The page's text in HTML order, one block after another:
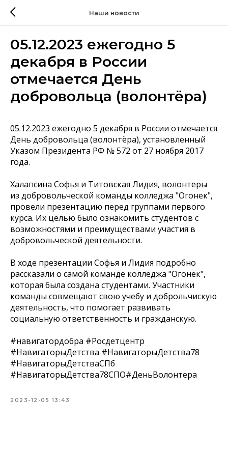
Наши новости
05.12.2023 ежегодно 5
декабря в России
отмечается День
добровольца (волонтёра)
05.12.2023 ежегодно 5 декабря в России отмечается
День добровольца (волонтёра), установленный
Указом Президента РФ № 572 от 27 ноября 2017
года.
Халапсина Софья и Титовская Лидия, волонтеры
из добровольческой команды колледжа "Огонек",
провели презентацию перед группами первого
курса. Их целью было ознакомить студентов с
возможностями и преимуществами участия в
добровольческой деятельности.
В ходе презентации Софья и Лидия подробно
рассказали о самой команде колледжа "Огонек",
которая была создана студентами. Участники
команды совмещают свою учебу и доброльчискую
деятельность, что помогает развивать
социальную ответственность и гражданскую.
#навигатордобра #Росдетцентр
#НавигаторыДетства #НавигаторыДетства78
#НавигаторыДетстваСПб
#НавигаторыДетства78СПО#ДеньВолонтера
2023-12-05 13:43